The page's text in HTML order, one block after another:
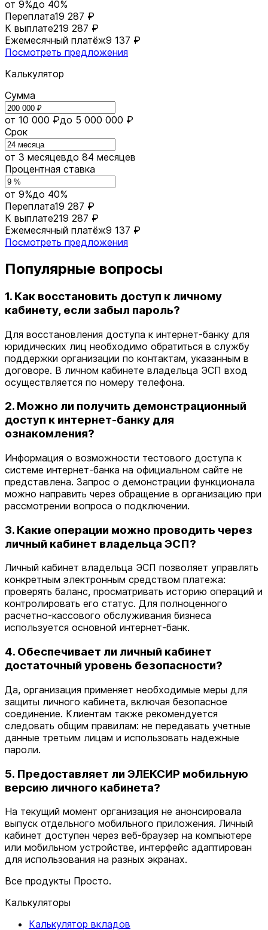
от 9%до 40%
Переплата19 287 ₽
К выплате219 287 ₽
Ежемесячный платёж9 137 ₽
Посмотреть предложения
Калькулятор
Сумма
от 10 000 ₽до 5 000 000 ₽
Срок
от 3 месяцевдо 84 месяцев
Процентная ставка
от 9%до 40%
Переплата19 287 ₽
К выплате219 287 ₽
Ежемесячный платёж9 137 ₽
Посмотреть предложения
Популярные вопросы
1. Как восстановить доступ к личному
кабинету, если забыл пароль?
Для восстановления доступа к интернет-банку для
юридических лиц необходимо обратиться в службу
поддержки организации по контактам, указанным в
договоре. В личном кабинете владельца ЭСП вход
осуществляется по номеру телефона.
2. Можно ли получить демонстрационный
доступ к интернет-банку для
ознакомления?
Информация о возможности тестового доступа к
системе интернет-банка на официальном сайте не
представлена. Запрос о демонстрации функционала
можно направить через обращение в организацию при
рассмотрении вопроса о подключении.
3. Какие операции можно проводить через
личный кабинет владельца ЭСП?
Личный кабинет владельца ЭСП позволяет управлять
конкретным электронным средством платежа:
проверять баланс, просматривать историю операций и
контролировать его статус. Для полноценного
расчетно-кассового обслуживания бизнеса
используется основной интернет-банк.
4. Обеспечивает ли личный кабинет
достаточный уровень безопасности?
Да, организация применяет необходимые меры для
защиты личного кабинета, включая безопасное
соединение. Клиентам также рекомендуется
следовать общим правилам: не передавать учетные
данные третьим лицам и использовать надежные
пароли.
5. Предоставляет ли ЭЛЕКСИР мобильную
версию личного кабинета?
На текущий момент организация не анонсировала
выпуск отдельного мобильного приложения. Личный
кабинет доступен через веб-браузер на компьютере
или мобильном устройстве, интерфейс адаптирован
для использования на разных экранах.
Все продукты Просто.
Калькуляторы
Калькулятор вкладов